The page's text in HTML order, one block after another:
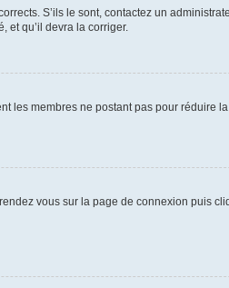
S’ils le sont, contactez un
et qu’il devra la corriger.
les membres ne postant pas pour réduire
vous sur la page de connexion puis